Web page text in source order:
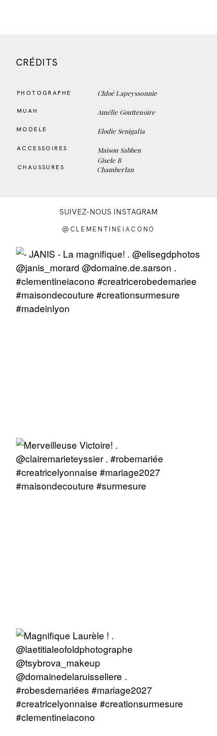
PHOTOGRAPHE
MUAH
MODELE
ACCESSOIRES
CHAUSSURES
CRÉDITS
Amélie Gouttenoire
Elodie Senigalia
Maison Sabben
Gisele B
Chamberlan
Chloé Lapeyssonnie
SUIVEZ-NOUS INSTAGRAM
@CLEMENTINEIACONO